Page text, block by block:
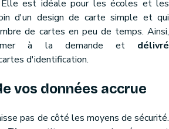
Elle est idéale pour les écoles et les
d'un design de carte simple et qui
de cartes en peu de temps. Ainsi,
à la demande et délivré
d'identification.
vos données accrue
pas de côté les moyens de sécurité.